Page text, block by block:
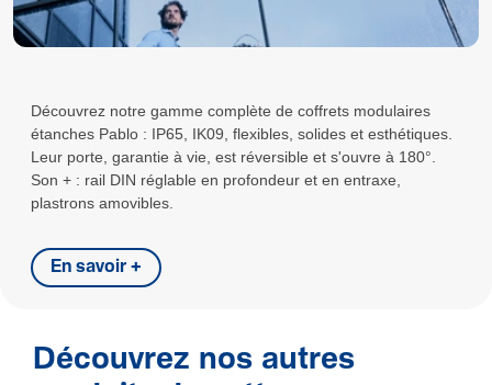
Découvrez notre gamme complète de coffrets modulaires
étanches Pablo : IP65, IK09, flexibles, solides et esthétiques.
Leur porte, garantie à vie, est réversible et s'ouvre à 180°.
Son + : rail DIN réglable en profondeur et en entraxe,
plastrons amovibles.
En savoir +
Découvrez nos autres